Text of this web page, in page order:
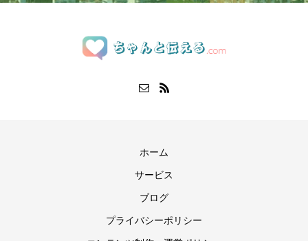
ホーム
サービス
ブログ
プライバシーポリシー